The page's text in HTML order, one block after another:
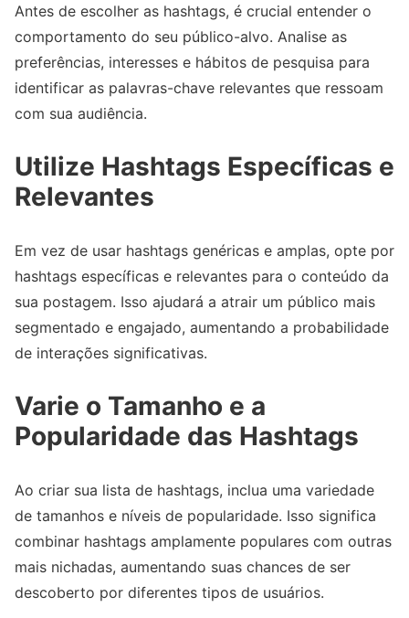
Antes de escolher as hashtags, é crucial entender o
comportamento do seu público-alvo. Analise as
preferências, interesses e hábitos de pesquisa para
identificar as palavras-chave relevantes que ressoam
com sua audiência.
Utilize Hashtags Específicas e
Relevantes
Em vez de usar hashtags genéricas e amplas, opte por
hashtags específicas e relevantes para o conteúdo da
sua postagem. Isso ajudará a atrair um público mais
segmentado e engajado, aumentando a probabilidade
de interações significativas.
Varie o Tamanho e a
Popularidade das Hashtags
Ao criar sua lista de hashtags, inclua uma variedade
de tamanhos e níveis de popularidade. Isso significa
combinar hashtags amplamente populares com outras
mais nichadas, aumentando suas chances de ser
descoberto por diferentes tipos de usuários.